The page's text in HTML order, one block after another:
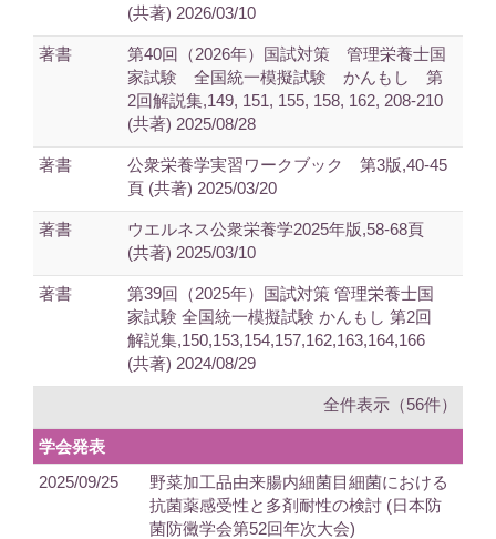
(共著) 2026/03/10
著書
第40回（2026年）国試対策 管理栄養士国
家試験 全国統一模擬試験 かんもし 第
2回解説集,149, 151, 155, 158, 162, 208-210
(共著) 2025/08/28
著書
公衆栄養学実習ワークブック 第3版,40-45
頁 (共著) 2025/03/20
著書
ウエルネス公衆栄養学2025年版,58-68頁
(共著) 2025/03/10
著書
第39回（2025年）国試対策 管理栄養士国
家試験 全国統一模擬試験 かんもし 第2回
解説集,150,153,154,157,162,163,164,166
(共著) 2024/08/29
全件表示（56件）
学会発表
2025/09/25
野菜加工品由来腸内細菌目細菌における
抗菌薬感受性と多剤耐性の検討 (日本防
菌防黴学会第52回年次大会)